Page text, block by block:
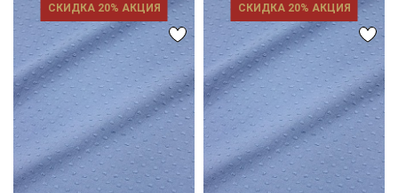
СКИДКА 20% АКЦИЯ СКИДКА 20% АКЦИЯ